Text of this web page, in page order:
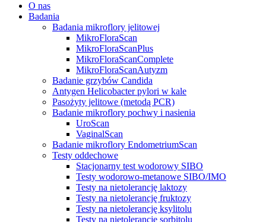
O nas
Badania
Badania mikroflory jelitowej
MikroFloraScan
MikroFloraScanPlus
MikroFloraScanComplete
MikroFloraScanAutyzm
Badanie grzybów Candida
Antygen Helicobacter pylori w kale
Pasożyty jelitowe (metodą PCR)
Badanie mikroflory pochwy i nasienia
UroScan
VaginalScan
Badanie mikroflory EndometriumScan
Testy oddechowe
Stacjonarny test wodorowy SIBO
Testy wodorowo-metanowe SIBO/IMO
Testy na nietolerancję laktozy
Testy na nietolerancję fruktozy
Testy na nietolerancję ksylitolu
Testy na nietolerancję sorbitolu